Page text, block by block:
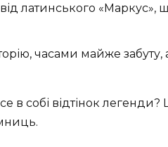
латинського «Маркус»,
часами майже
в собі відтінок легенди?